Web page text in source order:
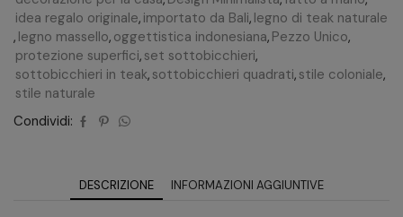
idea regalo originale, importato da Bali, legno di teak naturale
, legno massello, oggettistica indonesiana, Pezzo Unico,
protezione superfici, set sottobicchieri,
sottobicchieri in teak, sottobicchieri quadrati, stile coloniale,
stile naturale
Condividi:
DESCRIZIONE INFORMAZIONI AGGIUNTIVE